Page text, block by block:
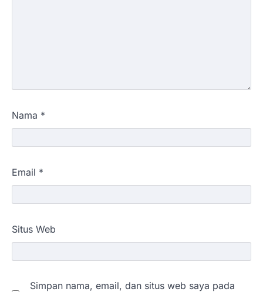
Nama *
Email *
Situs Web
Simpan nama, email, dan situs web saya pada